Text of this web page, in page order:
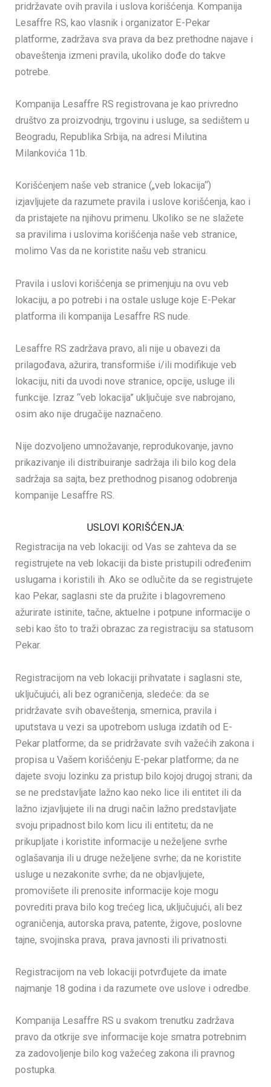
pridržavate ovih pravila i uslova korišćenja. Kompanija
Lesaffre RS, kao vlasnik i organizator E-Pekar
platforme, zadržava sva prava da bez prethodne najave i
obaveštenja izmeni pravila, ukoliko dođe do takve
potrebe.
Kompanija Lesaffre RS registrovana je kao privredno
društvo za proizvodnju, trgovinu i usluge, sa sedištem u
Beogradu, Republika Srbija, na adresi Milutina
Milankovića 11b.
Korišćenjem naše veb stranice („veb lokacija“)
izjavljujete da razumete pravila i uslove korišćenja, kao i
da pristajete na njihovu primenu. Ukoliko se ne slažete
sa pravilima i uslovima korišćenja naše veb stranice,
molimo Vas da ne koristite našu veb stranicu.
Pravila i uslovi korišćenja se primenjuju na ovu veb
lokaciju, a po potrebi i na ostale usluge koje E-Pekar
platforma ili kompanija Lesaffre RS nude.
Lesaffre RS zadržava pravo, ali nije u obavezi da
prilagođava, ažurira, transformiše i/ili modifikuje veb
lokaciju, niti da uvodi nove stranice, opcije, usluge ili
funkcije. Izraz “veb lokacija” uključuje sve nabrojano,
osim ako nije drugačije naznačeno.
Nije dozvoljeno umnožavanje, reprodukovanje, javno
prikazivanje ili distribuiranje sadržaja ili bilo kog dela
sadržaja sa sajta, bez prethodnog pisanog odobrenja
kompanije Lesaffre RS.
USLOVI KORIŠĆENJA:
Registracija na veb lokaciji: od Vas se zahteva da se
registrujete na veb lokaciji da biste pristupili određenim
uslugama i koristili ih. Ako se odlučite da se registrujete
kao Pekar, saglasni ste da pružite i blagovremeno
ažurirate istinite, tačne, aktuelne i potpune informacije o
sebi kao što to traži obrazac za registraciju sa statusom
Pekar.
Registracijom na veb lokaciji prihvatate i saglasni ste,
uključujući, ali bez ograničenja, sledeće: da se
pridržavate svih obaveštenja, smernica, pravila i
uputstava u vezi sa upotrebom usluga izdatih od E-
Pekar platforme; da se pridržavate svih važećih zakona i
propisa u Vašem korišćenju E-pekar platforme; da ne
dajete svoju lozinku za pristup bilo kojoj drugoj strani; da
se ne predstavljate lažno kao neko lice ili entitet ili da
lažno izjavljujete ili na drugi način lažno predstavljate
svoju pripadnost bilo kom licu ili entitetu; da ne
prikupljate i koristite informacije u neželjene svrhe
oglašavanja ili u druge neželjene svrhe; da ne koristite
usluge u nezakonite svrhe; da ne objavljujete,
promovišete ili prenosite informacije koje mogu
povrediti prava bilo kog trećeg lica, uključujući, ali bez
ograničenja, autorska prava, patente, žigove, poslovne
tajne, svojinska prava, prava javnosti ili privatnosti.
Registracijom na veb lokaciji potvrđujete da imate
najmanje 18 godina i da razumete ove uslove i odredbe.
Kompanija Lesaffre RS u svakom trenutku zadržava
pravo da otkrije sve informacije koje smatra potrebnim
za zadovoljenje bilo kog važećeg zakona ili pravnog
postupka.